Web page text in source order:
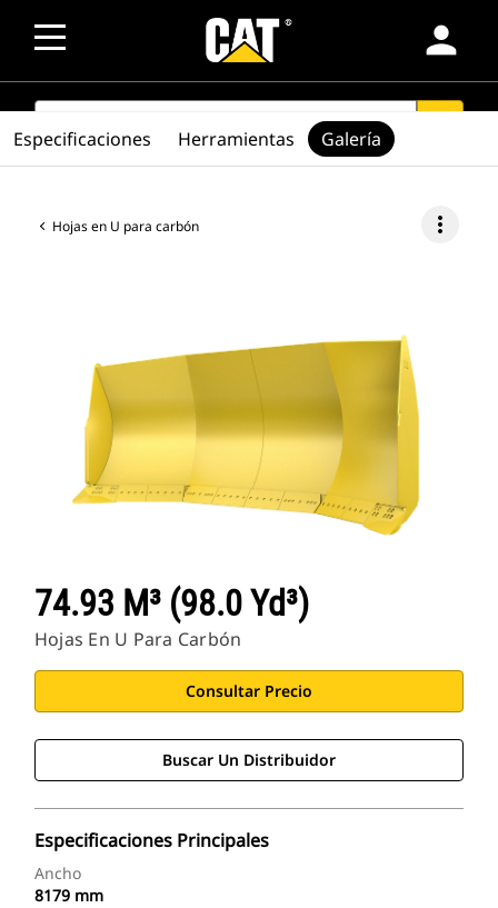
person
SEARCH
Hojas en U para carbón more_vert
74.93 M³ (98.0 Yd³)
Hojas En U Para Carbón
Consultar Precio
Buscar Un Distribuidor
Especificaciones Principales
Ancho
8179 mm
Especificaciones Herramientas Galería